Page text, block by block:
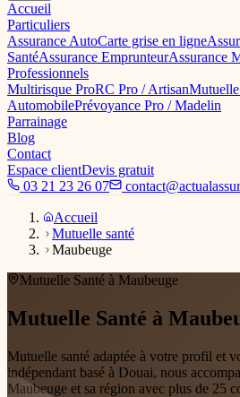
Accueil
Particuliers
Assurance AutoCarte grise en ligne
SantéAssurance EmprunteurAssurance
Professionnels
Multirisque ProRC Pro / Artisan
AutomobilePrévoyance Pro / Madelin
Parrainage
Blog
Contact
Espace clientDevis gratuit
03 21 23 26 07
Accueil
Mutuelle santé
Maubeuge
Mutuelle Santé à Maubeuge
Mutuelle Santé à
Mutuelle santé adaptée à votre profil et
indépendant basé à Douai, nous
Maubeuge et sa région avec plus de 25